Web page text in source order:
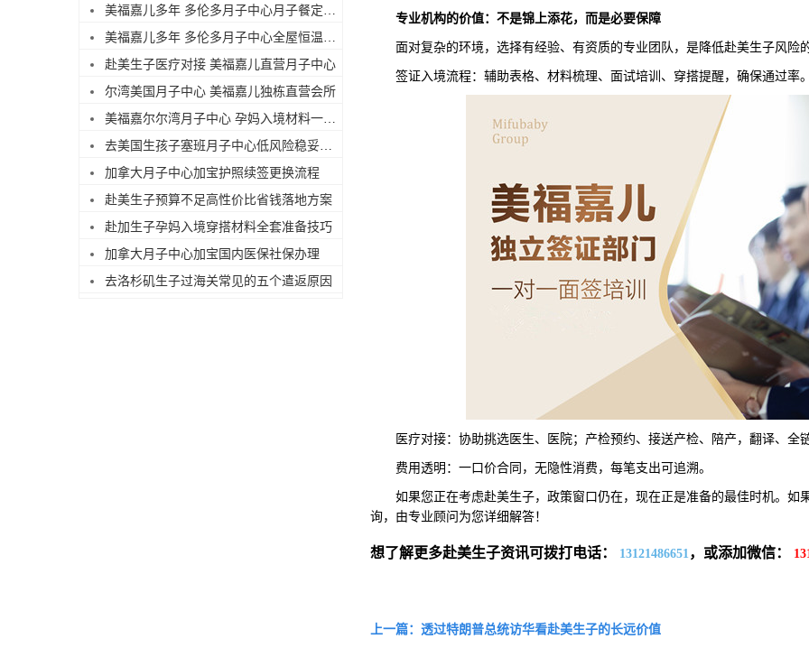
美福嘉儿多年 多伦多月子中心月子餐定制搭配
美福嘉儿多年 多伦多月子中心全屋恒温待产环境
赴美生子医疗对接 美福嘉儿直营月子中心
尔湾美国月子中心 美福嘉儿独栋直营会所
美福嘉尔尔湾月子中心 孕妈入境材料一站式备齐
去美国生孩子塞班月子中心低风险稳妥出行
加拿大月子中心加宝护照续签更换流程
赴美生子预算不足高性价比省钱落地方案
赴加生子孕妈入境穿搭材料全套准备技巧
加拿大月子中心加宝国内医保社保办理
去洛杉矶生子过海关常见的五个遣返原因
专业机构的价值：不是锦上添花，而是必要保障
面对复杂的环境，选择有经验、有资质的专业团队，是降低赴美生子风险
签证入境流程：辅助表格、材料梳理、面试培训、穿搭提醒，确保通过率
医疗对接：协助挑选医生、医院；产检预约、接送产检、陪产，翻译、全
费用透明：一口价合同，无隐性消费，每笔支出可追溯。
如果您正在考虑赴美生子，政策窗口仍在，现在正是准备的最佳时机。如
询，由专业顾问为您详细解答！
想了解更多赴美生子资讯可拨打电话： 13121486651，或添加微信：
上一篇：透过特朗普总统访华看赴美生子的长远价值